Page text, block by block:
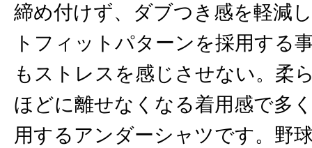
締め付けず、ダブつき感を軽減
トフィットパターンを採用する
もストレスを感じさせない。柔
ほどに離せなくなる着用感で多
用するアンダーシャツです。野